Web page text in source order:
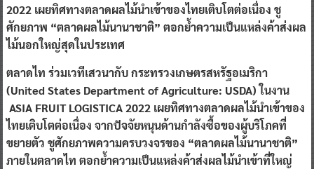
2022 เผยทิศทางตลาดผลไม้นำเข้าของไทยเติบโตต่อเนื่อง ชู
ศักยภาพ “ตลาดผลไม้นานาชาติ” ตอกย้ำความเป็นแหล่งค้าส่งผล
ไม้นอกใหญ่สุดในประเทศ
ตลาดไท ร่วมเวทีเสวนากับ กระทรวงเกษตรสหรัฐอเมริกา
(United States Department of Agriculture: USDA) ในงาน
ASIA FRUIT LOGISTICA 2022 เผยทิศทางตลาดผลไม้นำเข้าของ
ไทยเติบโตต่อเนื่อง จากปัจจัยหนุนด้านกำลังซื้อของผู้บริโภคที่
ขยายตัว ชูศักยภาพความครบวงจรของ “ตลาดผลไม้นานาชาติ”
ภายในตลาดไท ตอกย้ำความเป็นแหล่งค้าส่งผลไม้นำเข้าที่ใหญ่